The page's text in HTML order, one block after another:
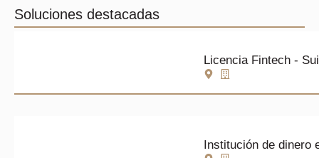
Soluciones destacadas
Licencia Fintech -
Institución de dinero